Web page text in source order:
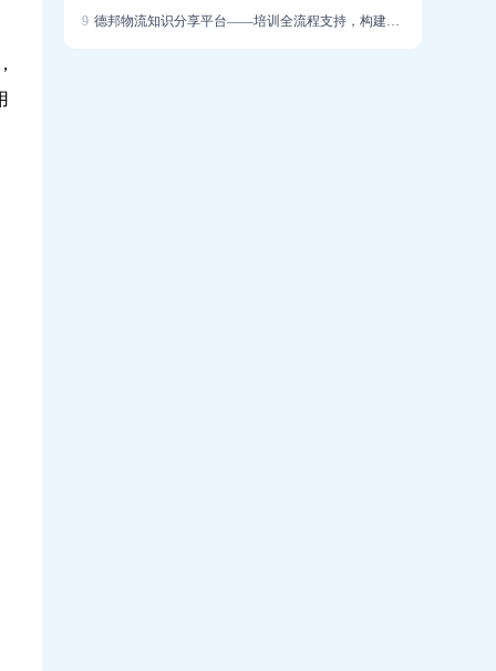
9 德邦物流知识分享平台——培训全流程支持，构建学习社区